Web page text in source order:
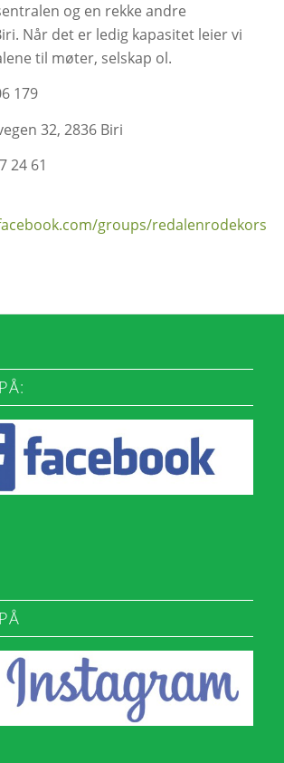
og en rekke andre
Når det er ledig kapasitet leier vi
til møter, selskap ol.
179
32, 2836 Biri
24 61
groups/redalenrodekors